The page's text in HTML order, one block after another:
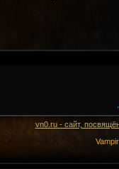
vn0.ru - сайт,